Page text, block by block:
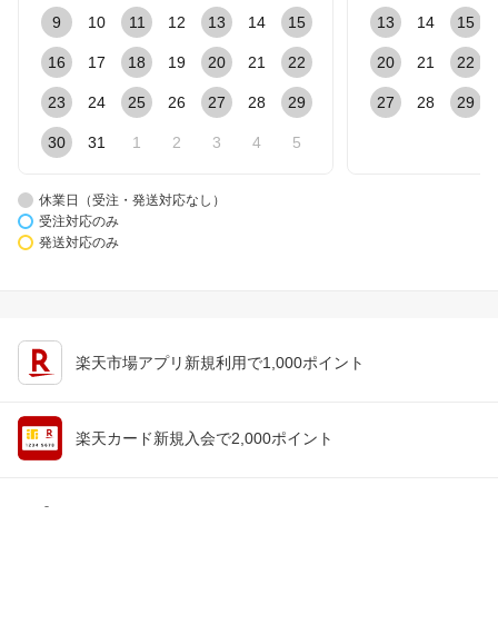
9 10 11 12 13 14 15
16 17 18 19 20 21 22
23 24 25 26 27 28 29
30 31 1 2 3 4 5
13 14 15
20 21 22
27 28 29
休業日（受注・発送対応なし）
受注対応のみ
発送対応のみ
楽天市場アプリ新規利用で1,000ポイント
楽天カード新規入会で2,000ポイント